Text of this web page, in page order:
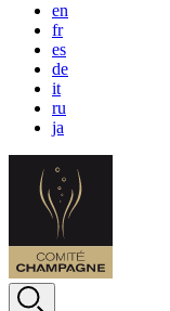
en
fr
es
de
it
ru
ja